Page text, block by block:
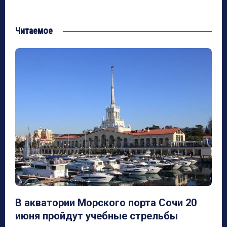
Читаемое
В акватории Морского порта Сочи 20
июня пройдут учебные стрельбы